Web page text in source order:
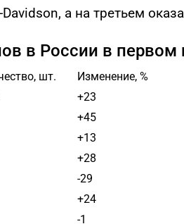
а на третьем
в России в первом
шт.
Изменение, %
+23
+45
+13
+28
-29
+24
-1